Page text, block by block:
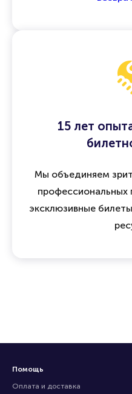
15 лет
Мы объединяем
профессиональных
эксклюзивные
Помощь
Оплата и доставка